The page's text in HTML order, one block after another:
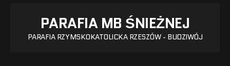
PARAFIA MB ŚNIEŻNEJ
PARAFIA RZYMSKOKATOLICKA RZESZÓW - BUDZIWÓJ